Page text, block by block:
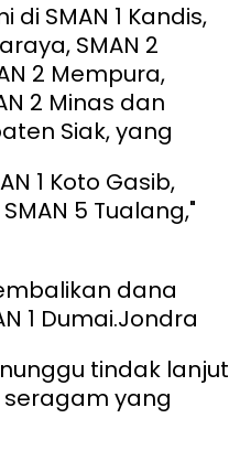
SMAN 1 Kandis,
SMAN 2
2 Mempura,
2 Minas dan
Siak, yang
1 Koto Gasib,
5 Tualang,"
dana
1 Dumai.Jondra
tindak lanjut
yang